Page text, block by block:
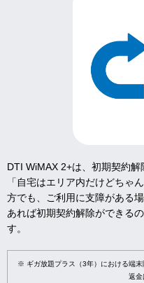
DTI WiMAX 2+は、初期契約解
「自宅はエリア内だけどちゃ
方でも、ご利用に支障がある
あれば初期契約解除ができる
す。
※ ギガ放題プラス（3年）における端末
返金